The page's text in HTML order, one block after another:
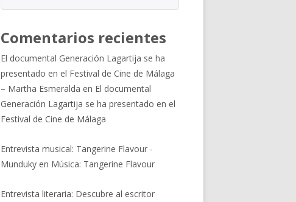
Comentarios recientes
El documental Generación Lagartija se ha
presentado en el Festival de Cine de Málaga
– Martha Esmeralda en El documental
Generación Lagartija se ha presentado en el
Festival de Cine de Málaga
Entrevista musical: Tangerine Flavour -
Munduky en Música: Tangerine Flavour
Entrevista literaria: Descubre al escritor